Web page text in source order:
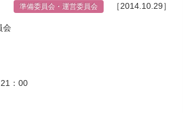
準備委員会・運営委員会 ［2014.10.29］
会
21 ： 00